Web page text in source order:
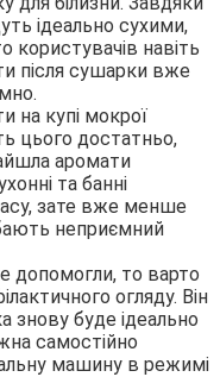
ідеально сухими,
користувачів навіть
після сушарки вже
на купі мокрої
цього достатньо,
аромати
та банні
зате вже менше
неприємний
допомогли, то варто
огляду. Він
знову буде ідеально
самостійно
машину в режимі